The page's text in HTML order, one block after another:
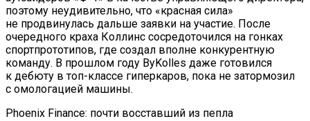
поэтому неудивительно, что «красная сила»
не продвинулась дальше заявки на участие. После
очередного краха Коллинс сосредоточился на гонках
спортпрототипов, где создал вполне конкурентную
команду. В прошлом году ByKolles даже готовился
к дебюту в топ-классе гиперкаров, пока не затормозил
с омологацией машины.
Phoenix Finance: почти восставший из пепла